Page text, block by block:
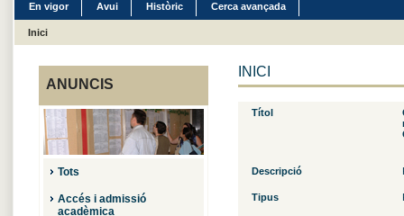
En vigor Avui Històric Cerca avançada
Inici
ANUNCIS
Tots
Accés i admissió
acadèmica
INICI
Títol
Descripció
Tipus